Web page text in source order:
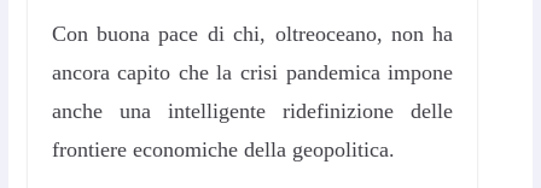
Con buona pace di chi, oltreoceano, non ha
ancora capito che la crisi pandemica impone
anche una intelligente ridefinizione delle
frontiere economiche della geopolitica.